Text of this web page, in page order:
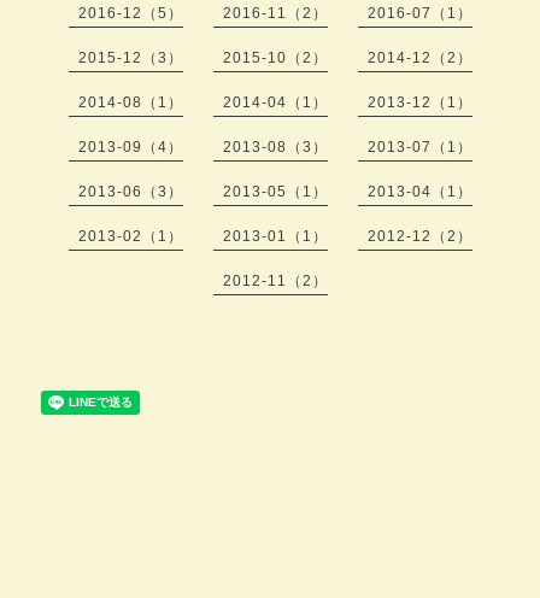
2016-12（5） 2016-11（2） 2016-07（1）
2015-12（3） 2015-10（2） 2014-12（2）
2014-08（1） 2014-04（1） 2013-12（1）
2013-09（4） 2013-08（3） 2013-07（1）
2013-06（3） 2013-05（1） 2013-04（1）
2013-02（1） 2013-01（1） 2012-12（2）
2012-11（2）